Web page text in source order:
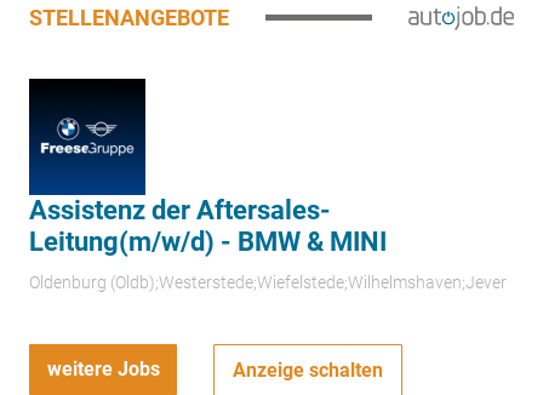
STELLENANGEBOTE
Assistenz der Aftersales-
Leitung(m/w/d) - BMW & MINI
Oldenburg (Oldb);Westerstede;Wiefelstede;Wilhelmshaven;Jever
weitere Jobs Anzeige schalten